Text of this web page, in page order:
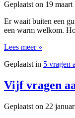
Geplaatst on 19 maart
Er waait buiten een
een warm welkom.
Lees meer »
Geplaatst in 5 vragen
Vijf vragen
Geplaatst on 22